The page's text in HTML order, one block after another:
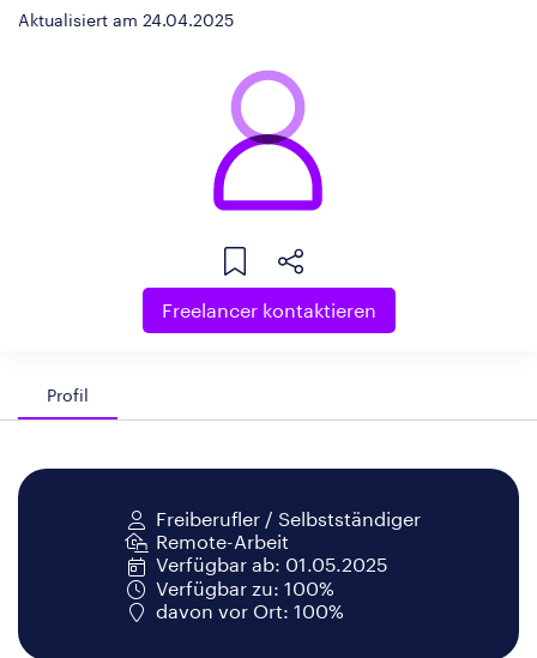
Aktualisiert am 24.04.2025
Freelancer kontaktieren
Profil
Freiberufler / Selbstständiger
Remote-Arbeit
Verfügbar ab: 01.05.2025
Verfügbar zu: 100%
davon vor Ort: 100%